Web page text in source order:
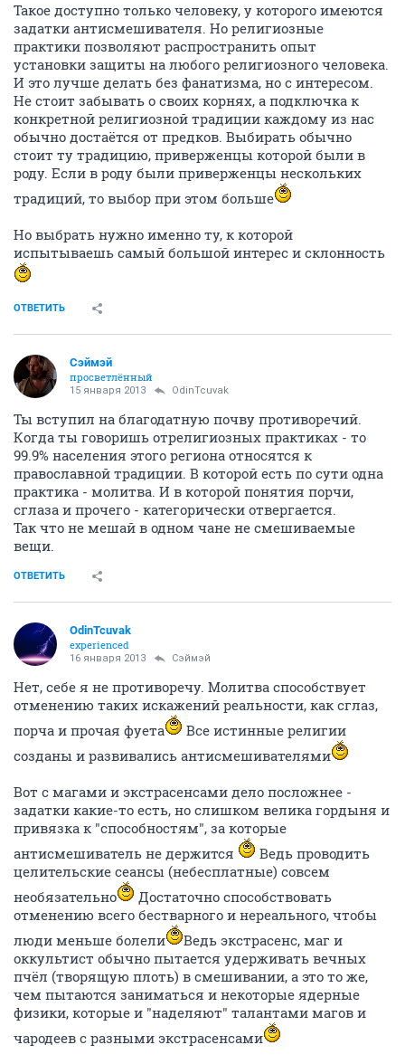
Такое доступно только человеку, у которого имеются
задатки антисмешивателя. Но религиозные
практики позволяют распространить опыт
установки защиты на любого религиозного человека.
И это лучше делать без фанатизма, но с интересом.
Не стоит забывать о своих корнях, а подключка к
конкретной религиозной традиции каждому из нас
обычно достаётся от предков. Выбирать обычно
стоит ту традицию, приверженцы которой были в
роду. Если в роду были приверженцы нескольких
традиций, то выбор при этом больше
Но выбрать нужно именно ту, к которой
испытываешь самый большой интерес и склонность
ОТВЕТИТЬ
Сэймэй
просветлённый
15 января 2013 OdinTcuvak
Ты вступил на благодатную почву противоречий.
Когда ты говоришь отрелигиозных практиках - то
99.9% населения этого региона относятся к
православной традиции. В которой есть по сути одна
практика - молитва. И в которой понятия порчи,
сглаза и прочего - категорически отвергается.
Так что не мешай в одном чане не смешиваемые
вещи.
ОТВЕТИТЬ
OdinTcuvak
experienced
16 января 2013 Сэймэй
Нет, себе я не противоречу. Молитва способствует
отменению таких искажений реальности, как сглаз,
порча и прочая фуета
Все истинные религии
созданы и развивались антисмешивателями
Вот с магами и экстрасенсами дело посложнее -
задатки какие-то есть, но слишком велика гордыня и
привязка к "способностям", за которые
антисмешиватель не держится
Ведь проводить
целительские сеансы (небесплатные) совсем
необязательно
Достаточно способствовать
отменению всего бестварного и нереального, чтобы
люди меньше болели
Ведь экстрасенс, маг и
оккультист обычно пытается удерживать вечных
пчёл (творящую плоть) в смешивании, а это то же,
чем пытаются заниматься и некоторые ядерные
физики, которые и "наделяют" талантами магов и
чародеев с разными экстрасенсами